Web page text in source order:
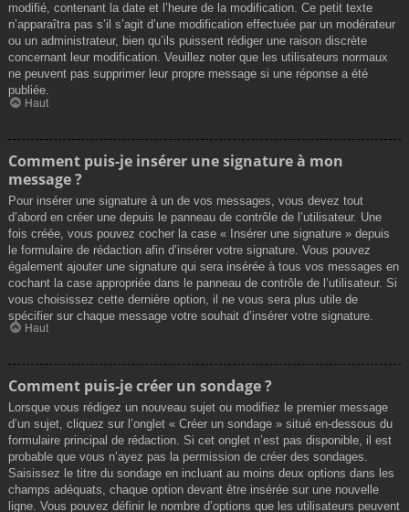
modifié, contenant la date et l’heure de la modification. Ce petit texte
n’apparaîtra pas s’il s’agit d’une modification effectuée par un modérateur
ou un administrateur, bien qu’ils puissent rédiger une raison discrète
concernant leur modification. Veuillez noter que les utilisateurs normaux
ne peuvent pas supprimer leur propre message si une réponse a été
publiée.
Haut
Comment puis-je insérer une signature à mon
message ?
Pour insérer une signature à un de vos messages, vous devez tout
d’abord en créer une depuis le panneau de contrôle de l’utilisateur. Une
fois créée, vous pouvez cocher la case « Insérer une signature » depuis
le formulaire de rédaction afin d’insérer votre signature. Vous pouvez
également ajouter une signature qui sera insérée à tous vos messages en
cochant la case appropriée dans le panneau de contrôle de l’utilisateur. Si
vous choisissez cette dernière option, il ne vous sera plus utile de
spécifier sur chaque message votre souhait d’insérer votre signature.
Haut
Comment puis-je créer un sondage ?
Lorsque vous rédigez un nouveau sujet ou modifiez le premier message
d’un sujet, cliquez sur l’onglet « Créer un sondage » situé en-dessous du
formulaire principal de rédaction. Si cet onglet n’est pas disponible, il est
probable que vous n’ayez pas la permission de créer des sondages.
Saisissez le titre du sondage en incluant au moins deux options dans les
champs adéquats, chaque option devant être insérée sur une nouvelle
ligne. Vous pouvez définir le nombre d’options que les utilisateurs peuvent